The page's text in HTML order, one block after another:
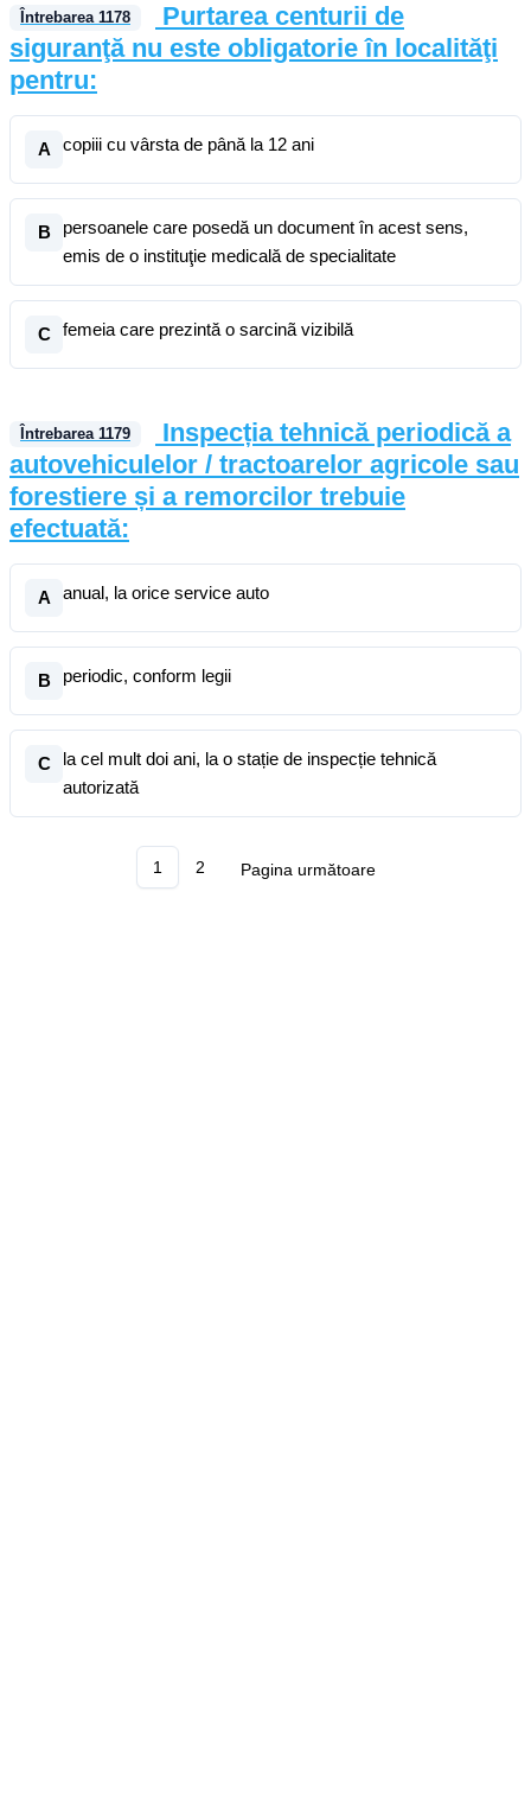
Întrebarea 1178
Purtarea centurii de
siguranţă nu este obligatorie în localităţi
pentru:
A copiii cu vârsta de până la 12 ani
B
persoanele care posedă un document în acest sens,
emis de o instituţie medicală de specialitate
C femeia care prezintă o sarcinã vizibilă
Întrebarea 1179
Inspecția tehnică periodică a
autovehiculelor / tractoarelor agricole sau
forestiere și a remorcilor trebuie
efectuată:
A anual, la orice service auto
B periodic, conform legii
C
la cel mult doi ani, la o stație de inspecție tehnică
autorizată
1 2 Pagina următoare